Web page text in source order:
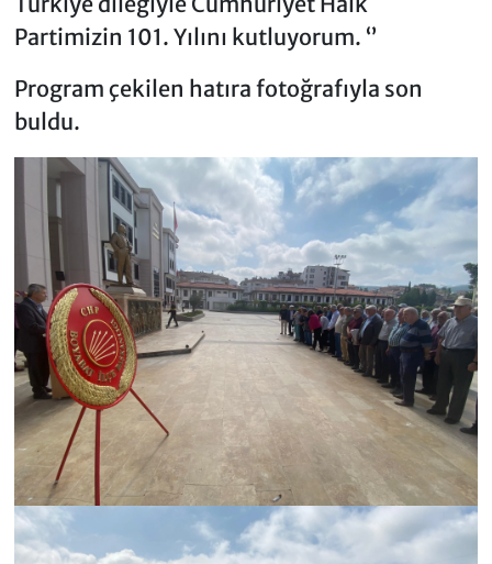
Partimizin 101. Yılını kutluyorum. ‘’
Program çekilen hatıra fotoğrafıyla son
buldu.